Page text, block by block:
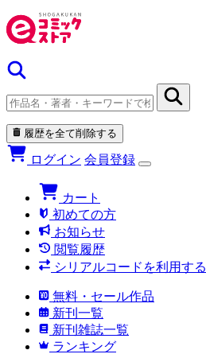
履歴を全て削除する
ログイン 会員登録
カート
初めての方
お知らせ
閲覧履歴
シリアルコードを利用する
無料・セール作品
新刊一覧
新刊雑誌一覧
ランキング